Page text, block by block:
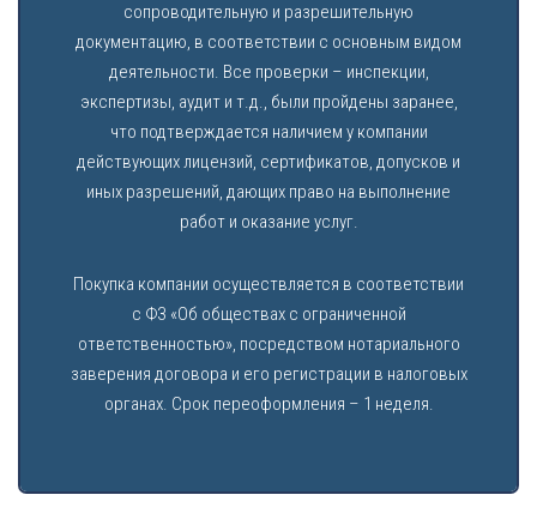
сопроводительную и разрешительную
документацию, в соответствии с основным видом
деятельности. Все проверки – инспекции,
экспертизы, аудит и т.д., были пройдены заранее,
что подтверждается наличием у компании
действующих лицензий, сертификатов, допусков и
иных разрешений, дающих право на выполнение
работ и оказание услуг.
Покупка компании осуществляется в соответствии
с ФЗ «Об обществах с ограниченной
ответственностью», посредством нотариального
заверения договора и его регистрации в налоговых
органах. Срок переоформления – 1 неделя.